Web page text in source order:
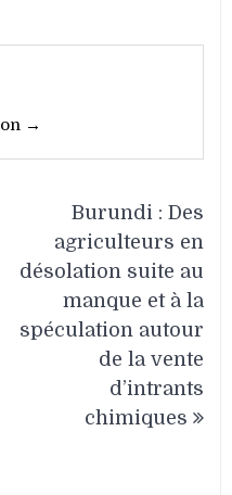
→
Burundi : Des
agriculteurs en
désolation suite au
manque et à la
spéculation autour
de la vente
d’intrants
chimiques